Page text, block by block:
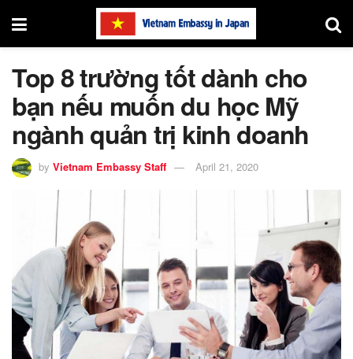
Top 8 trường tốt dành cho
bạn nếu muốn du học Mỹ
ngành quản trị kinh doanh
by Vietnam Embassy Staff April 21, 2020